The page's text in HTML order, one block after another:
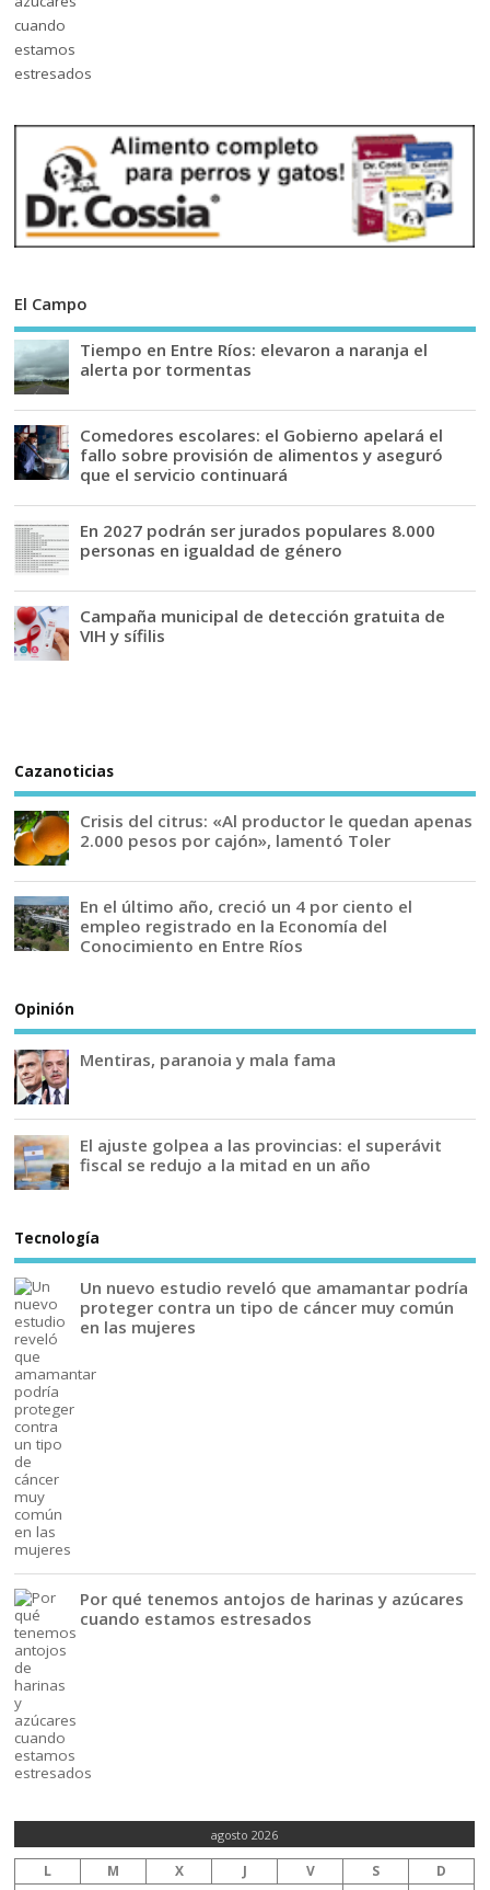
El Campo
Tiempo en Entre Ríos: elevaron a naranja el
alerta por tormentas
Comedores escolares: el Gobierno apelará el
fallo sobre provisión de alimentos y aseguró
que el servicio continuará
En 2027 podrán ser jurados populares 8.000
personas en igualdad de género
Campaña municipal de detección gratuita de
VIH y sífilis
Cazanoticias
Crisis del citrus: «Al productor le quedan apenas
2.000 pesos por cajón», lamentó Toler
En el último año, creció un 4 por ciento el
empleo registrado en la Economía del
Conocimiento en Entre Ríos
Opinión
Mentiras, paranoia y mala fama
El ajuste golpea a las provincias: el superávit
fiscal se redujo a la mitad en un año
Tecnología
Un nuevo estudio reveló que amamantar podría
proteger contra un tipo de cáncer muy común
en las mujeres
Por qué tenemos antojos de harinas y azúcares
cuando estamos estresados
agosto 2026
L M X J V S
D